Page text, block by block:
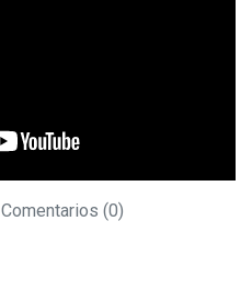
Comentarios (0)